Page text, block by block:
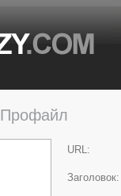
Профайл
URL:
Заголовок: